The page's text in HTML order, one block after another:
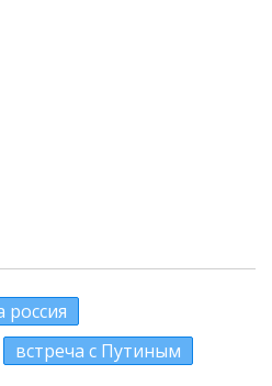
россия
встреча с Путиным